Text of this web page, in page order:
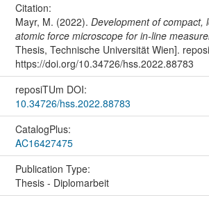
Citation:
Mayr, M. (2022). Development of compact,
atomic force microscope for in-line
Thesis, Technische Universität Wien].
https://doi.org/10.34726/hss.2022.88783
reposiTUm DOI:
10.34726/hss.2022.88783
CatalogPlus:
AC16427475
Publication Type:
Thesis - Diplomarbeit